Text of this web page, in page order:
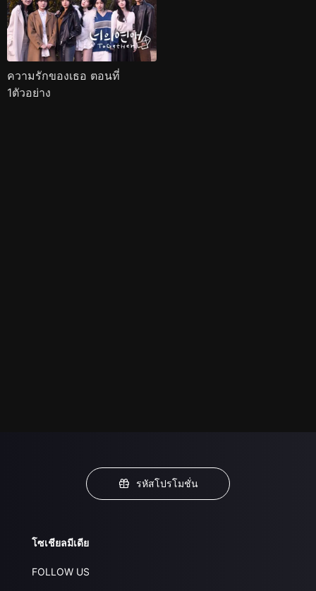
ความรักของเธอ ตอนที่
1ตัวอย่าง
รหัสโปรโมชั่น
โซเชียลมีเดีย
FOLLOW US